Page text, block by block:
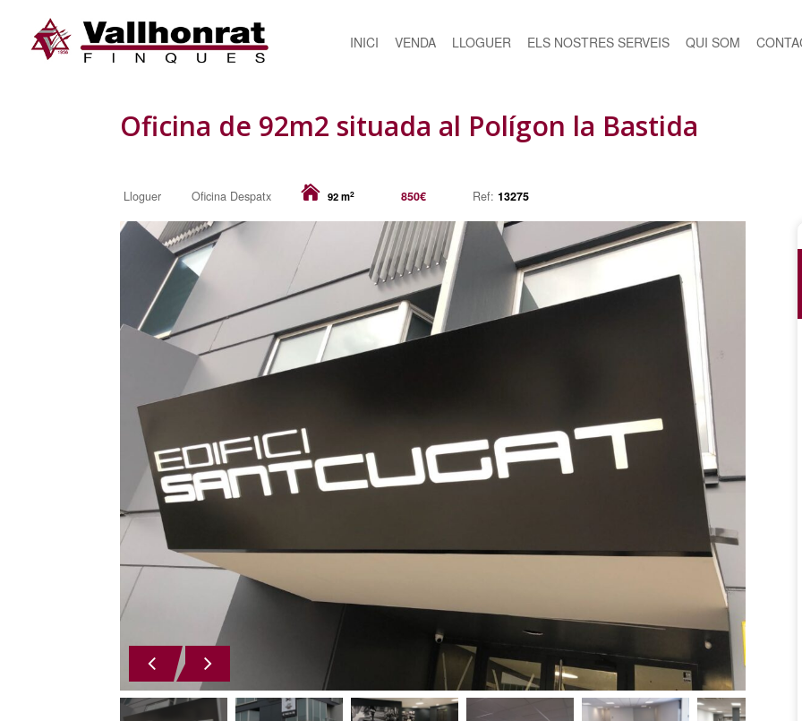
INICI VENDA LLOGUER ELS NOSTRES SERVEIS QUI SOM
Oficina de 92m2 situada al Polígon la Bastida
Lloguer Oficina Despatx 92 m2 850€ Ref:13275